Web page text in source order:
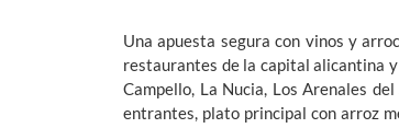
Una apuesta segura con vinos y
restaurantes de la capital alicantina
Campello, La Nucia, Los Arenales
entrantes, plato principal con arroz